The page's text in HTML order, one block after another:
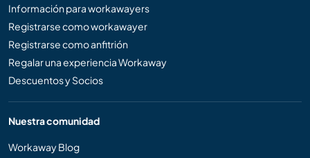
Información para workawayers
Registrarse como workawayer
Registrarse como anfitrión
Regalar una experiencia Workaway
Descuentos y Socios
Nuestra comunidad
Workaway Blog